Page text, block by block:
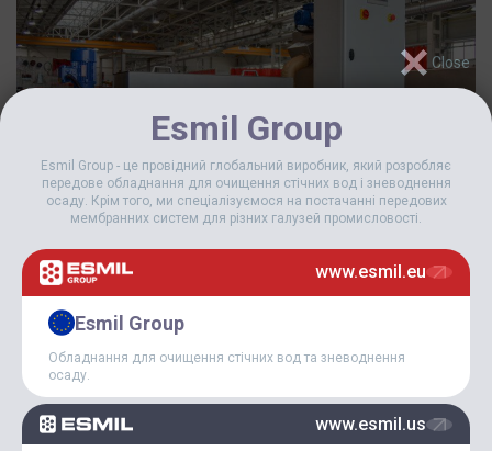
Одним з найпопулярніших рішень при виборі обладнання для
зневоднення побутових і промислових осадів є
мультидискові шнекові преси серії MDQ
Esmil Group (раніше – Ekoton Industrial Group) за ліцензією
TSURUMI Pump Corporation (Японія).Серед переваг
зневоднювачів
стабільність та надійність, економічність і ощадність,
можливість інтеграції в існуючі системи управління, розширені
можливості управління комплексом допоміжного обладнання,
Esmil Group
Esmil Group - це провідний глобальний виробник, який розробляє
передове обладнання для очищення стічних вод і зневоднення
осаду. Крім того, ми спеціалізуємося на постачанні передових
мембранних систем для різних галузей промисловості.
www.esmil.eu
Esmil Group
Обладнання для очищення стічних вод та зневоднення
осаду.
www.esmil.us